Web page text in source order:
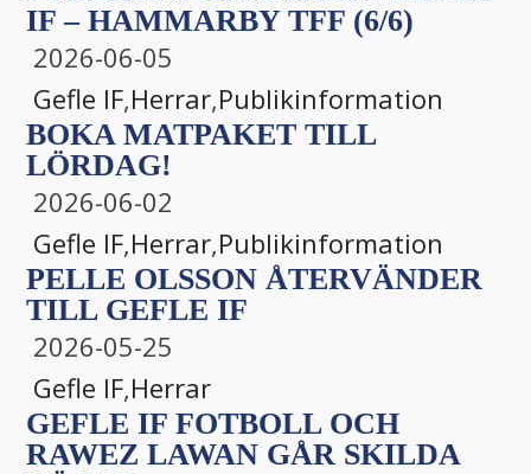
IF – HAMMARBY TFF (6/6)
2026-06-05
Gefle IF,Herrar,Publikinformation
BOKA MATPAKET TILL
LÖRDAG!
2026-06-02
Gefle IF,Herrar,Publikinformation
PELLE OLSSON ÅTERVÄNDER
TILL GEFLE IF
2026-05-25
Gefle IF,Herrar
GEFLE IF FOTBOLL OCH
RAWEZ LAWAN GÅR SKILDA